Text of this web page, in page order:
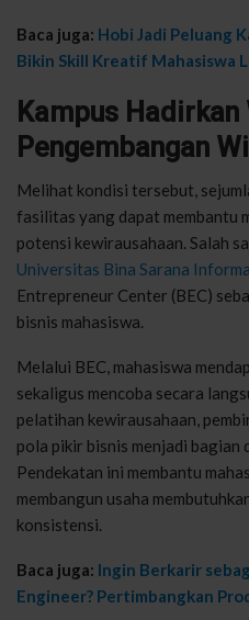
Baca juga: Hobi Jadi Peluang
Bikin Skill Kreatif Mahasiswa
Kampus Hadirkan
Pengembangan
Melihat kondisi tersebut,
fasilitas yang dapat membantu
potensi kewirausahaan. Salah
Universitas Bina Sarana
Entrepreneur Center (BEC)
bisnis mahasiswa.
Melalui BEC, mahasiswa
sekaligus mencoba secara
pelatihan kewirausahaan,
pola pikir bisnis menjadi bagian
Pendekatan ini membantu
membangun usaha
konsistensi.
Baca juga: Ingin Berkarir
Engineer? Pertimbangkan